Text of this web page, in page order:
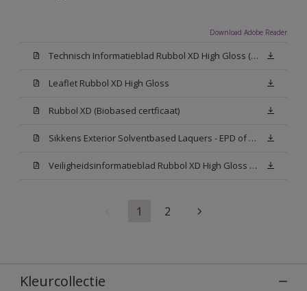
Download Adobe Reader
Technisch Informatieblad Rubbol XD High Gloss (PDF)
Leaflet Rubbol XD High Gloss
Rubbol XD (Biobased certficaat)
Sikkens Exterior Solventbased Laquers - EPD of Milieuproductverklaring
Veiligheidsinformatieblad Rubbol XD High Gloss White W05 (MSDS)
1 2
Kleurcollectie